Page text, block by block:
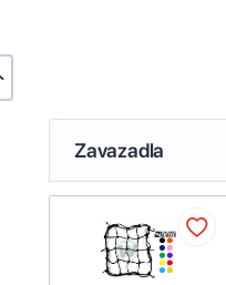
Zavazadla